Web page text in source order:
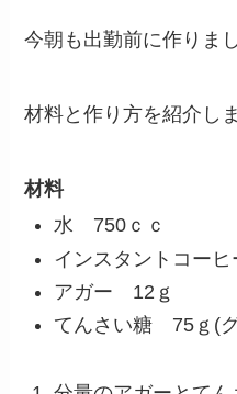
今朝も出勤前に作りまし
材料と作り方を紹介しま
材料
水 750ｃｃ
インスタントコー
アガー 12ｇ
てんさい糖 75ｇ(